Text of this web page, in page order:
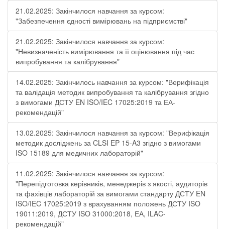
21.02.2025: Закінчилося навчання за курсом:
"Забезпечення єдності вимірювань на підприємстві"
21.02.2025: Закінчилося навчання за курсом:
"Невизначеність вимірювання та її оцінювання під час
випробування та калібрування"
14.02.2025: Закінчилось навчання за курсом: "Верифікація
та валідація методик випробування та калібрування згідно
з вимогами ДСТУ EN ISO/IEC 17025:2019 та ЕА-
рекомендацій"
13.02.2025: Закінчилося навчання за курсом: "Верифікація
методик досліджень за CLSI EP 15-A3 згідно з вимогами
ISO 15189 для медичних лабораторій"
11.02.2025: Закінчилося навчання за курсом:
"Перепідготовка керівників, менеджерів з якості, аудиторів
та фахівців лабораторій за вимогами стандарту ДСТУ EN
ISO/IEC 17025:2019 з врахуванням положень ДСТУ ISO
19011:2019, ДСТУ ISO 31000:2018, ЕА, ILAC-
рекомендацій"